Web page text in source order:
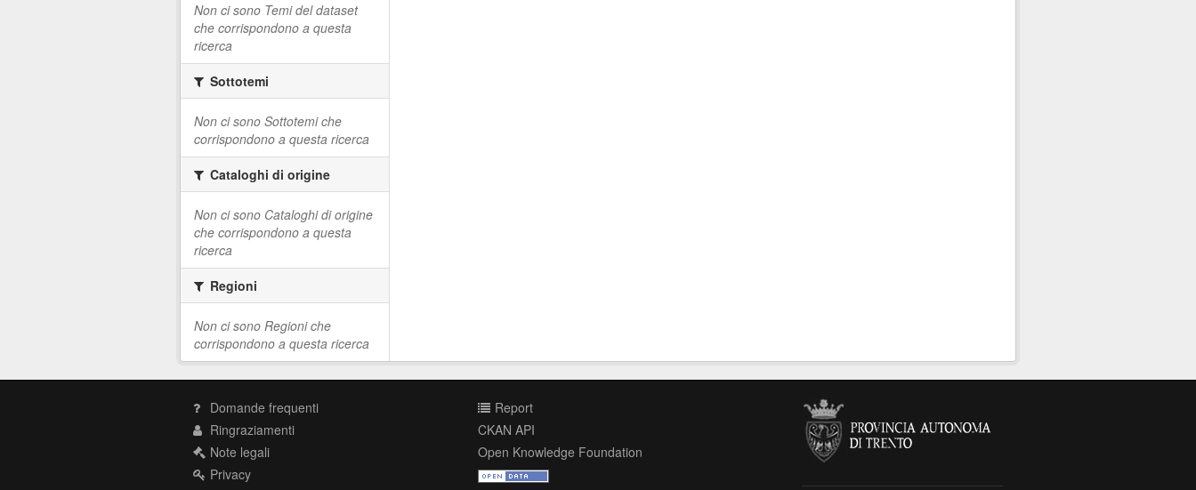
Non ci sono Temi del dataset
che corrispondono a questa
ricerca
Sottotemi
Non ci sono Sottotemi che
corrispondono a questa ricerca
Cataloghi di origine
Non ci sono Cataloghi di origine
che corrispondono a questa
ricerca
Regioni
Non ci sono Regioni che
corrispondono a questa ricerca
Domande frequenti
Ringraziamenti
Note legali
Privacy
Report
CKAN API
Open Knowledge Foundation